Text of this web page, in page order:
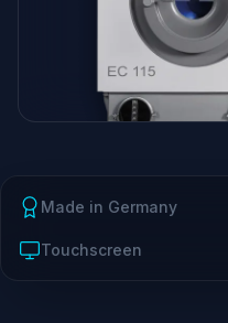
Made in Germany
Touchscreen